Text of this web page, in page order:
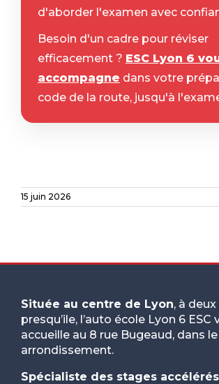
d'aborder l'examen avec
Besoin d'un cadre pour réviser
efficacement ? ESC Lyon 6
accompagne dans votre
code de la route, jusqu'à
15 juin 2026
Située au centre de Lyon, à
presqu’ile, l’auto école Lyon 6 ESC
accueille au 8 rue Bugeaud, dans
arrondissement.
Spécialiste des stages accélérés